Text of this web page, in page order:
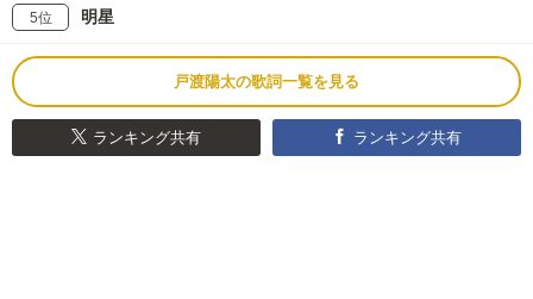
5位 明星
戸渡陽太の歌詞一覧を見る
ランキング共有 ランキング共有